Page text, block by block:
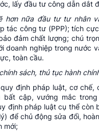
lấy đầu tư công dẫn dắt
hơn nữa đầu tư tư nhân
tác công tư (PPP); tích
đảm chất lượng; chú
doanh nghiệp trong nước
toàn cầu.
sách, thủ tục hành
định pháp luật, cơ chế,
bất cập, vướng mắc
định pháp luật cụ thể còn
để chủ động sửa đổi,
mới;